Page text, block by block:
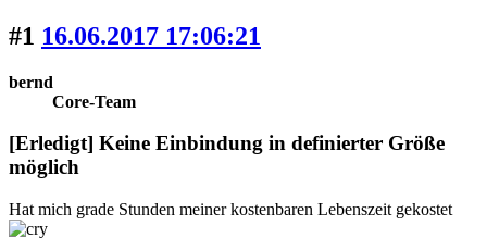
#1 16.06.2017 17:06:21
bernd
Core-Team
[Erledigt] Keine Einbindung in definierter Größe
möglich
Hat mich grade Stunden meiner kostenbaren Lebenszeit gekostet